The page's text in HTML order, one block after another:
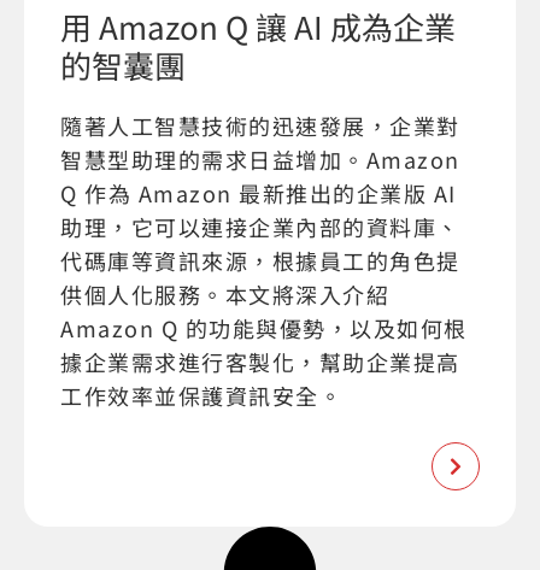
用 Amazon Q 讓 AI 成為企業
的智囊團
隨著人工智慧技術的迅速發展，企業對
智慧型助理的需求日益增加。Amazon
Q 作為 Amazon 最新推出的企業版 AI
助理，它可以連接企業內部的資料庫、
代碼庫等資訊來源，根據員工的角色提
供個人化服務。本文將深入介紹
Amazon Q 的功能與優勢，以及如何根
據企業需求進行客製化，幫助企業提高
工作效率並保護資訊安全。